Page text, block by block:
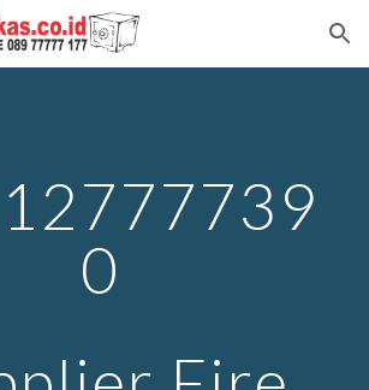
Skip to navigation
0